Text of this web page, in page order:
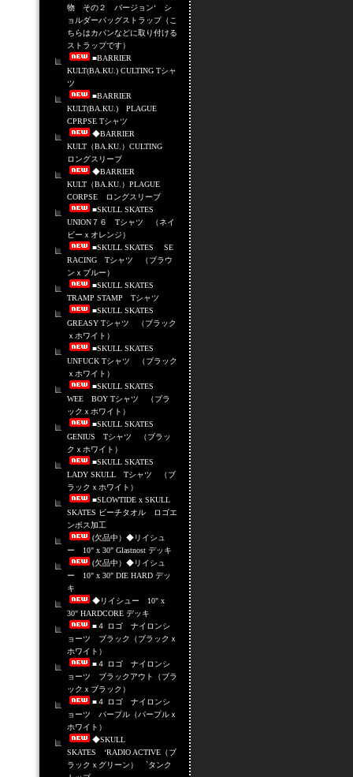
物 その２ バージョン‘ シ
ョルダーバッグストラップ（こ
ちらはカバンなどに取り付ける
ストラップです）
■BARRIER
KULT(BA.KU.) CULTING Tシャ
ツ
■BARRIER
KULT(BA.KU.) PLAGUE
CPRPSE Tシャツ
◆BARRIER
KULT（BA.KU.）CULTING
ロングスリーブ
◆BARRIER
KULT（BA.KU.）PLAGUE
CORPSE ロングスリーブ
■SKULL SKATES
UNION７６ Tシャツ （ネイ
ビーｘオレンジ）
■SKULL SKATES SE
RACING Tシャツ （ブラウ
ンｘブルー）
■SKULL SKATES
TRAMP STAMP Tシャツ
■SKULL SKATES
GREASY Tシャツ （ブラック
ｘホワイト）
■SKULL SKATES
UNFUCK Tシャツ （ブラック
ｘホワイト）
■SKULL SKATES
WEE BOY Tシャツ （ブラ
ックｘホワイト）
■SKULL SKATES
GENIUS Tシャツ （ブラッ
クｘホワイト）
■SKULL SKATES
LADY SKULL Tシャツ （ブ
ラックｘホワイト）
■SLOWTIDE x SKULL
SKATES ビーチタオル ロゴエ
ンボス加工
(欠品中）◆リイシュ
ー 10" x 30" Glastnost デッキ
(欠品中）◆リイシュ
ー 10" x 30" DIE HARD デッ
キ
◆リイシュー 10" x
30" HARDCORE デッキ
■４ ロゴ ナイロンシ
ョーツ ブラック（ブラックｘ
ホワイト）
■４ ロゴ ナイロンシ
ョーツ ブラックアウト（ブラ
ックｘブラック）
■４ ロゴ ナイロンシ
ョーツ パープル（パープルｘ
ホワイト）
◆SKULL
SKATES ‘RADIO ACTIVE（ブ
ラックｘグリーン） `タンク